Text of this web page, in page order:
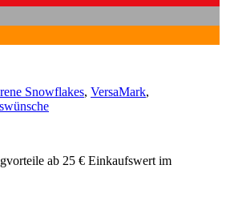
Snowflakes, VersaMark,
ab 25 € Einkaufswert im